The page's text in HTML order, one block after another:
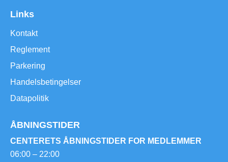
Links
Kontakt
Reglement
Parkering
Handelsbetingelser
Datapolitik
ÅBNINGSTIDER
CENTERETS ÅBNINGSTIDER FOR MEDLEMMER
06:00 – 22:00